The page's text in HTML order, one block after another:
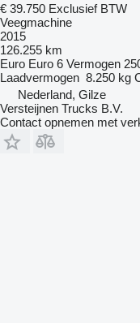
€ 39.750 Exclusief BTW
Veegmachine
2015
126.255 km
Euro Euro 6 Vermogen
Laadvermogen 8.250 kg
Nederland, Gilze
Versteijnen Trucks B.V.
Contact opnemen met